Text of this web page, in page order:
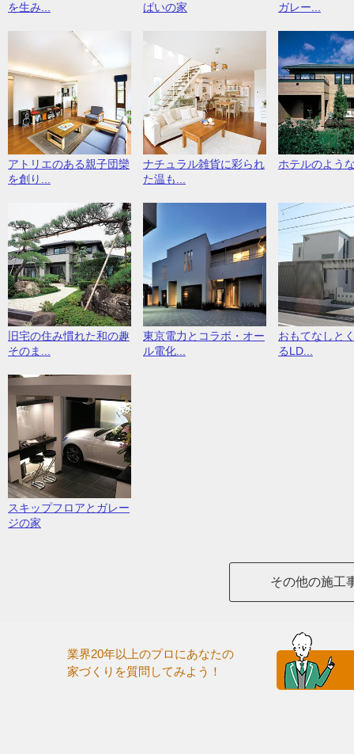
を生み...
ぱいの家
ガレー...
アトリエのある親子団欒
を創り...
ナチュラル雑貨に彩られ
た温も...
ホテルのよう
旧宅の住み慣れた和の趣
そのま...
東京電力とコラボ・オー
ル電化...
おもてなしと
るLD...
スキップフロアとガレー
ジの家
その他の施工
業界20年以上のプロにあなたの
家づくりを質問してみよう！